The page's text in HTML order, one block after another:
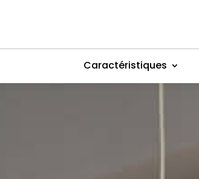
Caractéristiques